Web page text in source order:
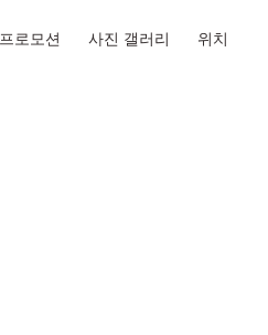
프로모션 사진 갤러리 위치